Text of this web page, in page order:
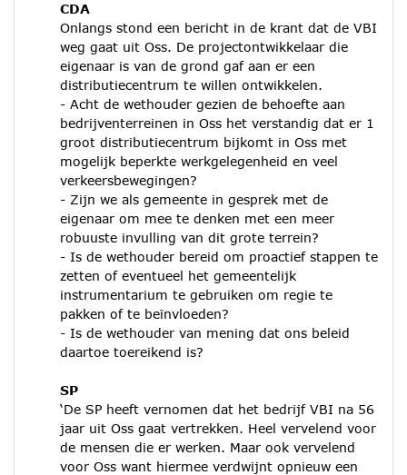
CDA
Onlangs stond een bericht in de krant dat de VBI
weg gaat uit Oss. De projectontwikkelaar die
eigenaar is van de grond gaf aan er een
distributiecentrum te willen ontwikkelen.
- Acht de wethouder gezien de behoefte aan
bedrijventerreinen in Oss het verstandig dat er 1
groot distributiecentrum bijkomt in Oss met
mogelijk beperkte werkgelegenheid en veel
verkeersbewegingen?
- Zijn we als gemeente in gesprek met de
eigenaar om mee te denken met een meer
robuuste invulling van dit grote terrein?
- Is de wethouder bereid om proactief stappen te
zetten of eventueel het gemeentelijk
instrumentarium te gebruiken om regie te
pakken of te beïnvloeden?
- Is de wethouder van mening dat ons beleid
daartoe toereikend is?
SP
‘De SP heeft vernomen dat het bedrijf VBI na 56
jaar uit Oss gaat vertrekken. Heel vervelend voor
de mensen die er werken. Maar ook vervelend
voor Oss want hiermee verdwijnt opnieuw een